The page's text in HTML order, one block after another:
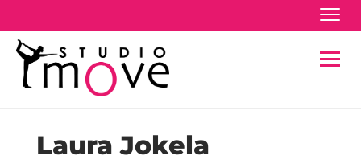
​​​​​​​Laura Jokela